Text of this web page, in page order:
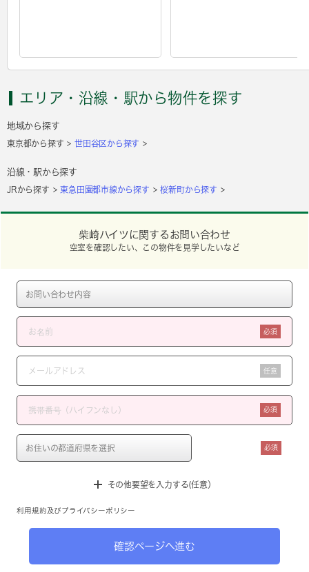
エリア・沿線・駅から物件を探す
地域から探す
東京都から探す 世田谷区から探す
沿線・駅から探す
JRから探す 東急田園都市線から探す 桜新町から探す
柴崎ハイツに関するお問い合わせ
空室を確認したい、この物件を見学したいなど
必須
任意
必須
必須
その他要望を入力する(任意）
利用規約 及び プライバシーポリシー
確認ページへ進む